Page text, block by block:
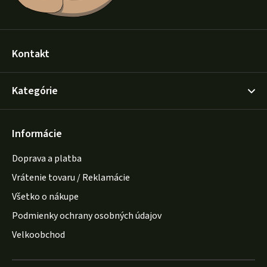
Kontakt
Kategórie
Informácie
Doprava a platba
Vrátenie tovaru / Reklamácie
Všetko o nákupe
Podmienky ochrany osobných údajov
Velkoobchod